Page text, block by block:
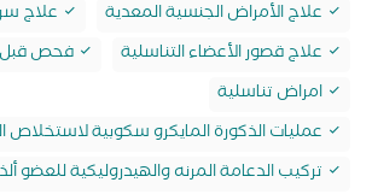
علاج الأمراض الجنسية المعدية
علاج
علاج قصور الأعضاء التناسلية
فحص قبل
امراض تناسلية
‏عمليات الذكورة المايكرو سكوبية لاستخلاص
‏تركيب الدعامة المرنه والهيدروليكية للعضو